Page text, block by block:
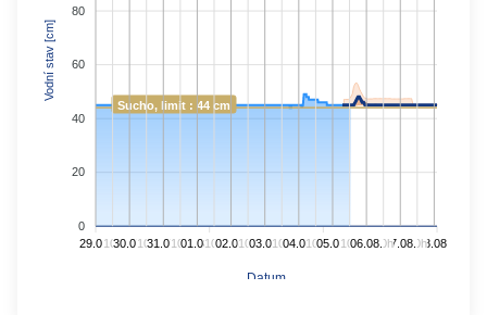
80
60
40
20
0
Vodní stav [cm]
Datum
Sucho, limit : 44 cm
29.07.10h30.07.10h31.07.10h01.08.10h02.08.10h03.08.10h04.08.10h05.08.10h 08.08.
10h
07.08.
10h
06.08.